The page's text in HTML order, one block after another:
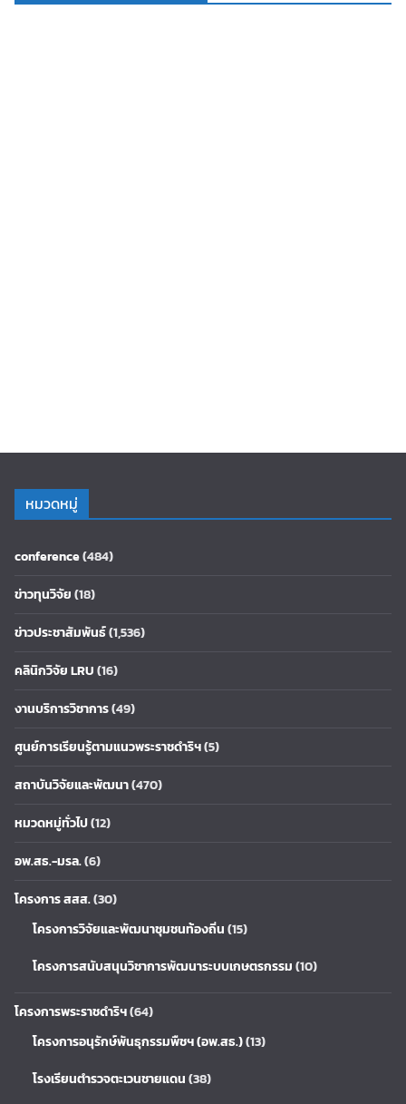
หมวดหมู่
conference(484)
ข่าวทุนวิจัย(18)
ข่าวประชาสัมพันธ์(1,536)
คลินิกวิจัย LRU(16)
งานบริการวิชาการ(49)
ศูนย์การเรียนรู้ตามแนวพระราชดำริฯ(5)
สถาบันวิจัยและพัฒนา(470)
หมวดหมู่ทั่วไป(12)
อพ.สธ.-มรล.(6)
โครงการ สสส.(30)
โครงการวิจัยและพัฒนาชุมชนท้องถิ่น(15)
โครงการสนับสนุนวิชาการพัฒนาระบบเกษตรกรรม(10)
โครงการพระราชดำริฯ(64)
โครงการอนุรักษ์พันธุกรรมพืชฯ (อพ.สธ.)(13)
โรงเรียนตำรวจตะเวนชายแดน(38)